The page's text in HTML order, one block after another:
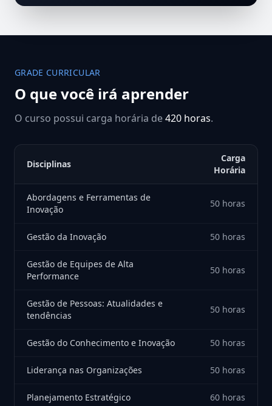
GRADE CURRICULAR
O que você irá aprender
O curso possui carga horária de420 horas.
Disciplinas
Carga
Horária
Abordagens e Ferramentas de
Inovação
50 horas
Gestão da Inovação 50 horas
Gestão de Equipes de Alta
Performance
50 horas
Gestão de Pessoas: Atualidades e
tendências
50 horas
Gestão do Conhecimento e Inovação 50 horas
Liderança nas Organizações 50 horas
Planejamento Estratégico 60 horas